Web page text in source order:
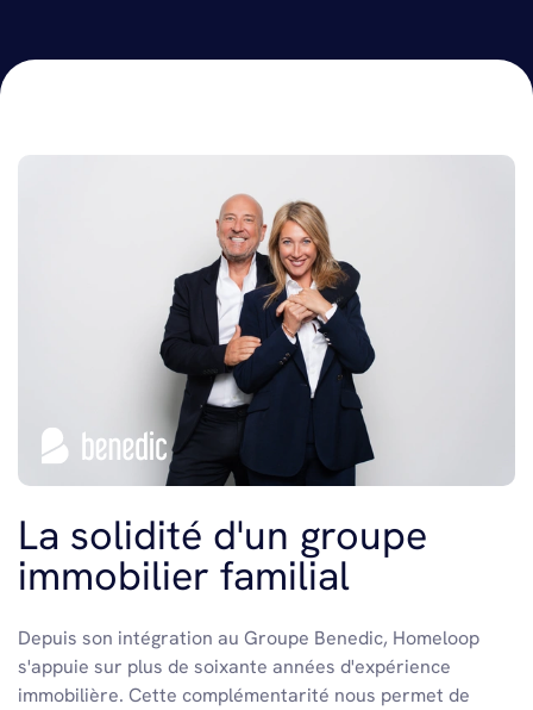
La solidité d'un groupe
immobilier familial
Depuis son intégration au Groupe Benedic, Homeloop
s'appuie sur plus de soixante années d'expérience
immobilière. Cette complémentarité nous permet de